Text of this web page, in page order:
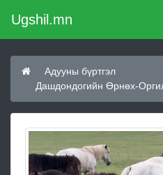
Ugshil.mn
Адууны бүртгэл
Дашдондогийн Өрнөх-